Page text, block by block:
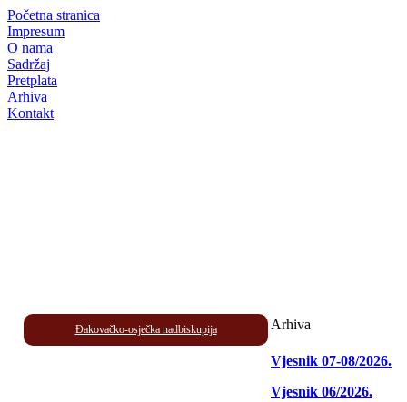
Početna stranica
Impresum
O nama
Sadržaj
Pretplata
Arhiva
Kontakt
Đakovačko-osječka nadbiskupija Arhiva
Vjesnik 07-08/2026.
Vjesnik 06/2026.